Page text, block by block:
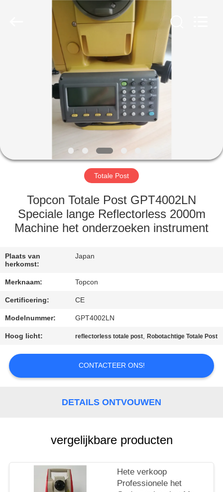
PRODUCTEN
ONGEVEER
FABRIEKSREIS
KWALITEITSCONTROLE
CONTACTEER
CITAAT
SITEMAP
PRIVACY
Totale Post
Topcon Totale Post GPT4002LN
Speciale lange Reflectorless 2000m
Machine het onderzoeken instrument
Plaats van
herkomst:
Japan
Merknaam: Topcon
Certificering: CE
Modelnummer: GPT4002LN
Hoog licht: reflectorless totale post,Robotachtige Totale Post
CONTACTEER ONS!
DETAILS ONTVOUWEN
vergelijkbare producten
Hete verkoop
Professionele het